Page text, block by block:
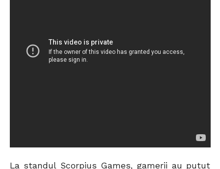
La standul Scorpius Games, gamerii au putut